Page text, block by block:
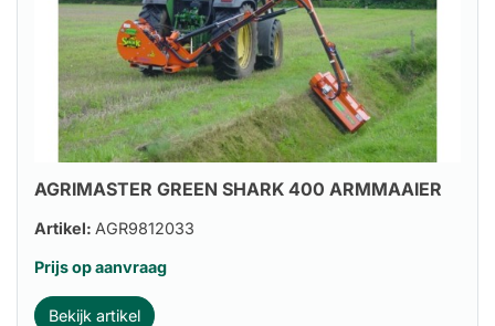
AGRIMASTER GREEN SHARK 400 ARMMAAIER
Artikel: AGR9812033
Prijs op aanvraag
Bekijk artikel